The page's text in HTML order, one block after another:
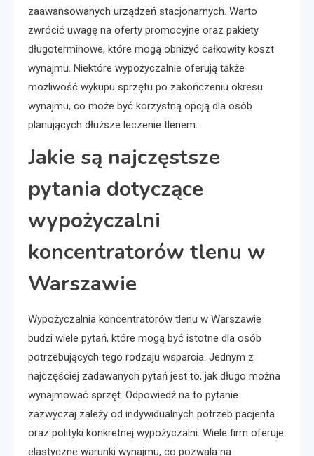
zaawansowanych urządzeń stacjonarnych. Warto
zwrócić uwagę na oferty promocyjne oraz pakiety
długoterminowe, które mogą obniżyć całkowity koszt
wynajmu. Niektóre wypożyczalnie oferują także
możliwość wykupu sprzętu po zakończeniu okresu
wynajmu, co może być korzystną opcją dla osób
planujących dłuższe leczenie tlenem.
Jakie są najczęstsze
pytania dotyczące
wypożyczalni
koncentratorów tlenu w
Warszawie
Wypożyczalnia koncentratorów tlenu w Warszawie
budzi wiele pytań, które mogą być istotne dla osób
potrzebujących tego rodzaju wsparcia. Jednym z
najczęściej zadawanych pytań jest to, jak długo można
wynajmować sprzęt. Odpowiedź na to pytanie
zazwyczaj zależy od indywidualnych potrzeb pacjenta
oraz polityki konkretnej wypożyczalni. Wiele firm oferuje
elastyczne warunki wynajmu, co pozwala na